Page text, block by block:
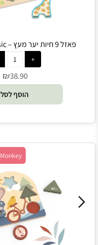
₪38.90
הוסף לסל
Speedy Monkey, מש' 1+, גיל 1+